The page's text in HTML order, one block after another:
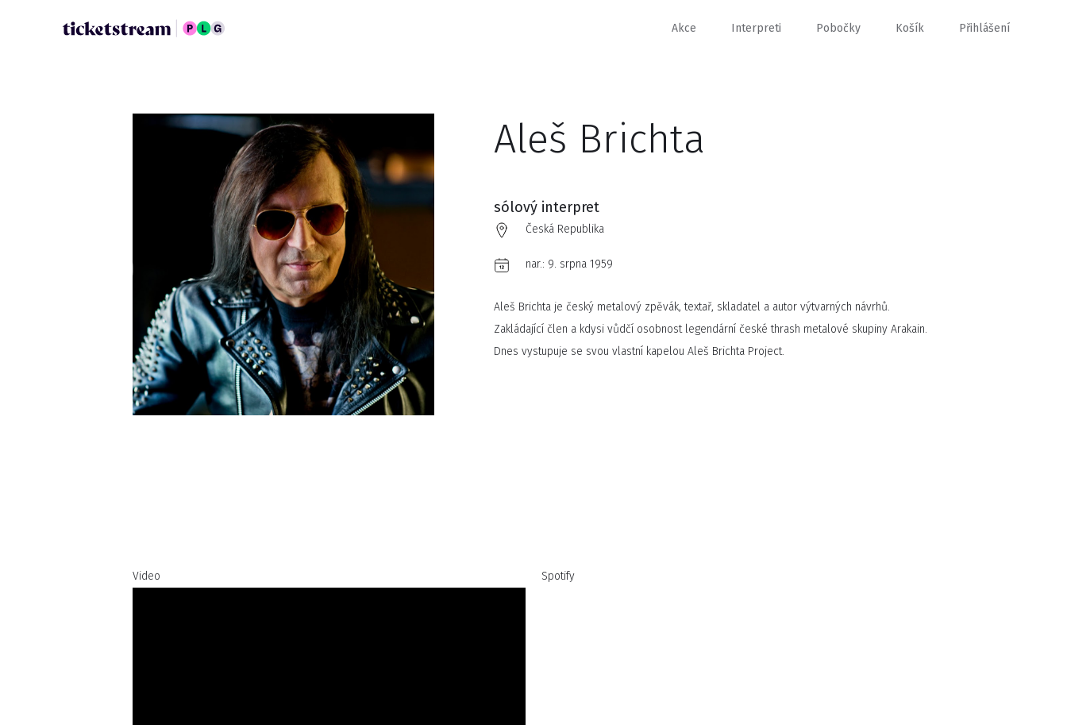
Akce Interpreti Pobočky Košík Přihlášení
Aleš Brichta
sólový interpret
Česká Republika
nar.: 9. srpna 1959
Aleš Brichta je český metalový zpěvák, textař, skladatel a autor výtvarných návrhů.
Zakládající člen a kdysi vůdčí osobnost legendární české thrash metalové skupiny Arakain.
Dnes vystupuje se svou vlastní kapelou Aleš Brichta Project.
Video Spotify